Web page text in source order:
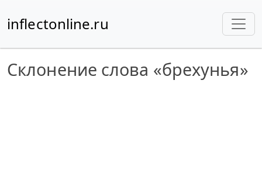
inflectonline.ru
Склонение слова «брехунья»